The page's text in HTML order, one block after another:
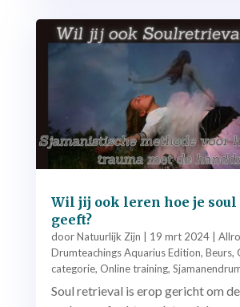
Wil jij ook leren hoe je
geeft?
doorNatuurlijk Zijn 19 mrt 2024|
Drumteachings Aquarius Edition, Beurs,
categorie, Online training,
Soul retrieval is erop gericht om